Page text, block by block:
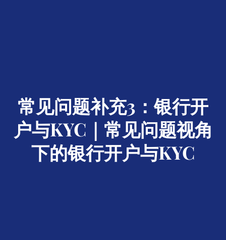
常见问题补充3：银行开
户与KYC｜常见问题视角
下的银行开户与KYC